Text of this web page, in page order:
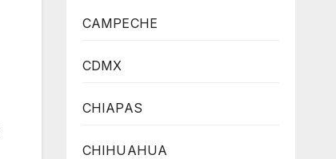
CAMPECHE
CDMX
CHIAPAS
CHIHUAHUA